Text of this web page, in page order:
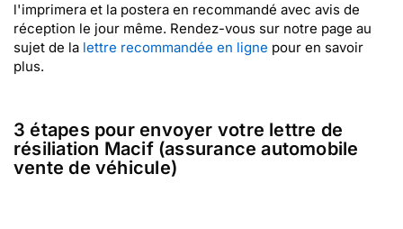
l'imprimera et la postera en recommandé avec avis de
réception le jour même. Rendez-vous sur notre page au
sujet de la lettre recommandée en ligne pour en savoir
plus.
3 étapes pour envoyer votre lettre de
résiliation Macif (assurance automobile
vente de véhicule)